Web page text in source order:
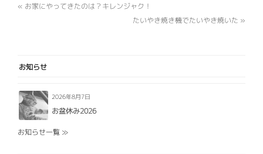
« お家にやってきたのは？キレンジャク！
たいやき焼き機でたいやき焼いた »
お知らせ
2026年8月7日
お盆休み2026
お知らせ一覧 ≫